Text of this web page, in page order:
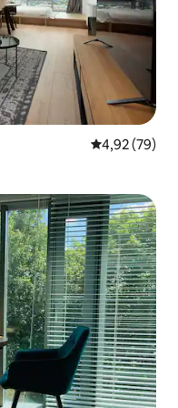
Gemiddelde
4,92 (79)